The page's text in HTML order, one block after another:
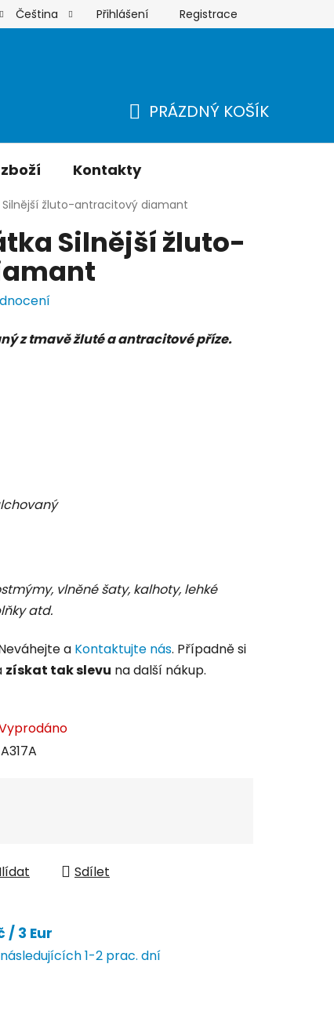
Moje objednávka
Čeština Přihlášení Registrace
KOŠÍK
PRÁZDNÝ KOŠÍK
Kontakty
Silnější žluto-antracitový diamant
Silnější žluto-
z tmavě žluté a antracitové příze.
vlněné šaty, kalhoty, lehké
atd.
a Kontaktujte nás. Případně si
získat tak slevu na další nákup.
A317A
Sdílet
/ 3 Eur
1-2 prac. dní